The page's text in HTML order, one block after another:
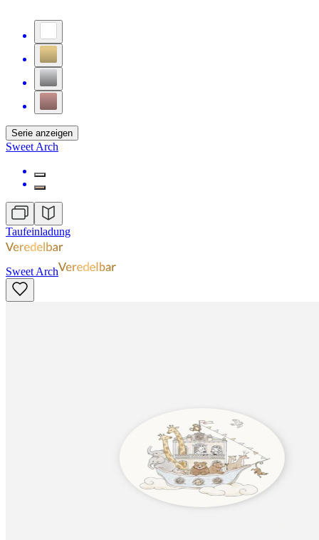
Serie anzeigen
Sweet Arch
Taufeinladung
Sweet Arch